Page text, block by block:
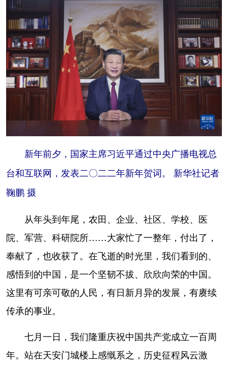
多语种频道
English Español Français عربى
Русский язык 日本語 한국어
Deutsch Português
新年前夕，国家主席习近平通过中央广播电视总
台和互联网，发表二〇二二年新年贺词。 新华社记者
鞠鹏 摄
从年头到年尾，农田、企业、社区、学校、医
院、军营、科研院所……大家忙了一整年，付出了，
奉献了，也收获了。在飞逝的时光里，我们看到的、
感悟到的中国，是一个坚韧不拔、欣欣向荣的中国。
这里有可亲可敬的人民，有日新月异的发展，有赓续
传承的事业。
七月一日，我们隆重庆祝中国共产党成立一百周
年。站在天安门城楼上感慨系之，历史征程风云激